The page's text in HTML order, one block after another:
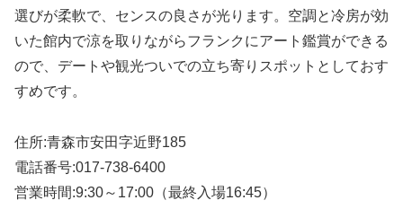
選びが柔軟で、センスの良さが光ります。空調と冷房が効
いた館内で涼を取りながらフランクにアート鑑賞ができる
ので、デートや観光ついでの立ち寄りスポットとしておす
すめです。
住所:青森市安田字近野185
電話番号:017-738-6400
営業時間:9:30～17:00（最終入場16:45）